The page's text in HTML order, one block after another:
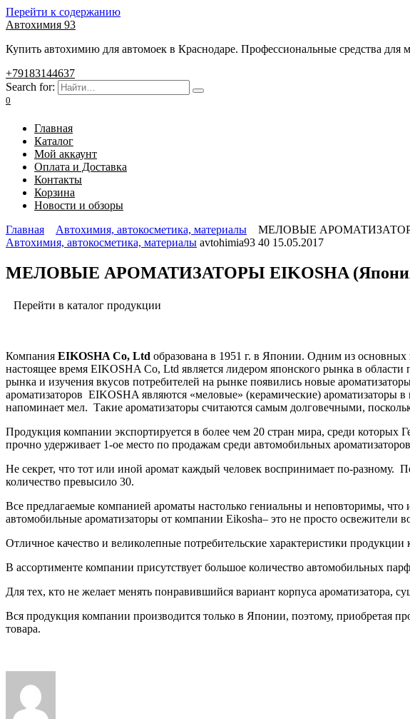
Перейти к содержанию
Автохимия 93
Купить автохимию для автомоек в Краснодаре. Профессиональные средства
+79183144637
Search for:
0
Главная
Каталог
Мой аккаунт
Оплата и Доставка
Контакты
Корзина
Новости и обзоры
Главная
Автохимия, автокосметика, материалы
МЕЛОВЫЕ
Автохимия, автокосметика, материалы avtohimia93 40 15.05.2017
МЕЛОВЫЕ АРОМАТИЗАТОРЫ EIKOSHA
Перейти в каталог продукции
Компания EIKOSHA Co, Ltd образована в 1951 г. в Японии. Одним из основных
настоящее время EIKOSHA Co, Ltd является лидером японского рынка в области
рынка и изучения вкусов потребителей на рынке появились новые
ароматизаторов EIKOSHA являются «меловые» (керамические) ароматизаторы
напоминает мел. Такие ароматизаторы считаются самым долговечными,
Продукция компании экспортируется в более чем 20 стран мира, среди
прочно удерживает 1-ое место по продажам среди автомобильных
Не секрет, что тот или иной аромат каждый человек воспринимает по-разному.
количество превысило 30.
Все предлагаемые компанией ароматы настолько гениальны и неповторимы,
автомобильные ароматизаторы от компании Eikosha– это не просто освежители
Отличное качество и великолепные потребительские характеристики
В ассортименте компании присутствует большое количество автомобильных
Для тех, кто не желает менять понравившийся вариант корпуса ароматизатора,
Вся продукция компании производится только в Японии, поэтому, приобретая
товара.